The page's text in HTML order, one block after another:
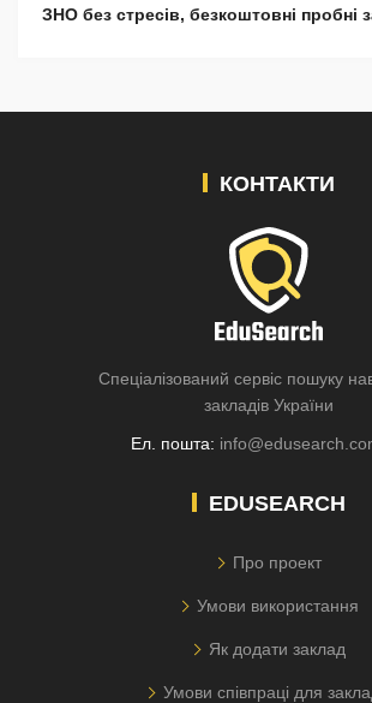
ЗНО без стресів, безкоштовні пробні
КОНТАКТИ
Спеціалізований сервіс пошуку
закладів України
Ел. пошта:
EDUSEARCH
Про проект
Умови використання
Як додати заклад
Умови співпраці для